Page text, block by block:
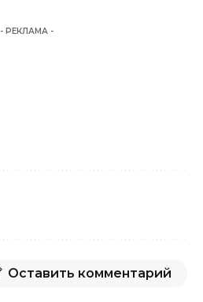
- РЕКЛАМА -
Оставить комментарий